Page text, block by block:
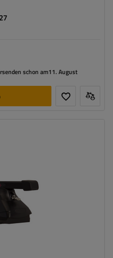
schon am11. August